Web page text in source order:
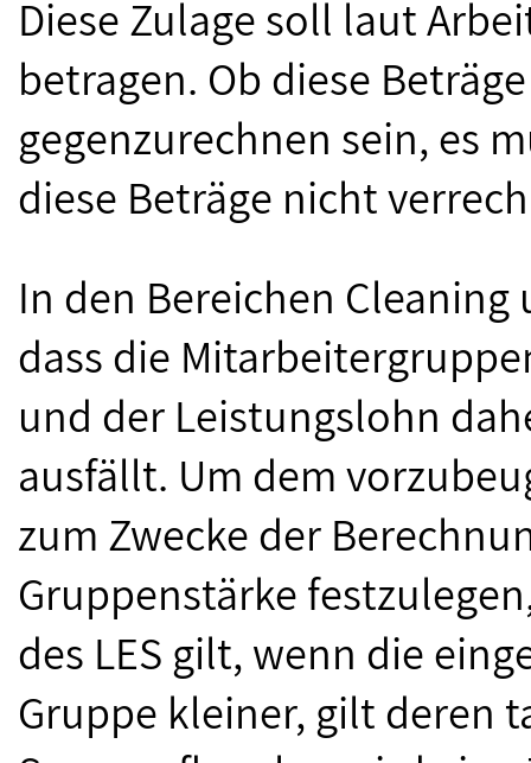
Diese Zulage soll laut
betragen. Ob diese
gegenzurechnen sein, es
diese Beträge nicht
In den Bereichen Cleaning
dass die
und der Leistungslohn
ausfällt. Um dem
zum Zwecke der
Gruppenstärke
des LES gilt, wenn die
Gruppe kleiner, gilt deren